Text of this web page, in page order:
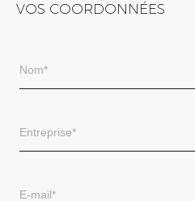
VOS COORDONNÉES